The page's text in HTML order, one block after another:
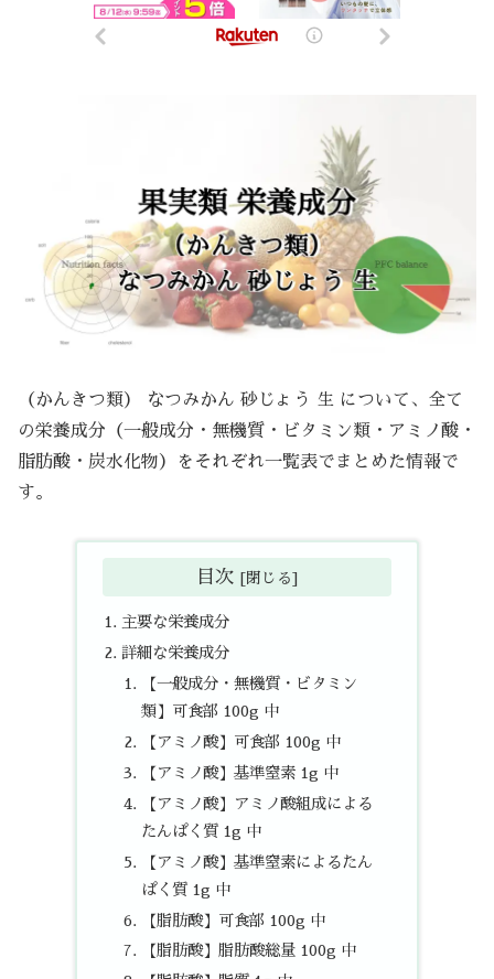
（かんきつ類） なつみかん 砂じょう 生 について、全て
の栄養成分（一般成分・無機質・ビタミン類・アミノ酸・
脂肪酸・炭水化物）をそれぞれ一覧表でまとめた情報で
す。
目次
主要な栄養成分
詳細な栄養成分
【一般成分・無機質・ビタミン
類】可食部 100g 中
【アミノ酸】可食部 100g 中
【アミノ酸】基準窒素 1g 中
【アミノ酸】アミノ酸組成による
たんぱく質 1g 中
【アミノ酸】基準窒素によるたん
ぱく質 1g 中
【脂肪酸】可食部 100g 中
【脂肪酸】脂肪酸総量 100g 中